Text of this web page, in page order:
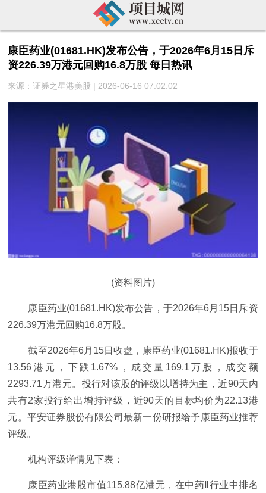
康臣药业(01681.HK)发布公告，于2026年6月15日斥
资226.39万港元回购16.8万股 每日热讯
来源：证券之星港美股 | 2026-06-16 07:02:02
(资料图片)
康臣药业(01681.HK)发布公告，于2026年6月15日斥资
226.39万港元回购16.8万股。
截至2026年6月15日收盘，康臣药业(01681.HK)报收于
13.56港元，下跌1.67%，成交量169.1万股，成交额
2293.71万港元。投行对该股的评级以增持为主，近90天内
共有2家投行给出增持评级，近90天的目标均价为22.13港
元。平安证券股份有限公司最新一份研报给予康臣药业推荐
评级。
机构评级详情见下表：
康臣药业港股市值115.88亿港元，在中药Ⅱ行业中排名